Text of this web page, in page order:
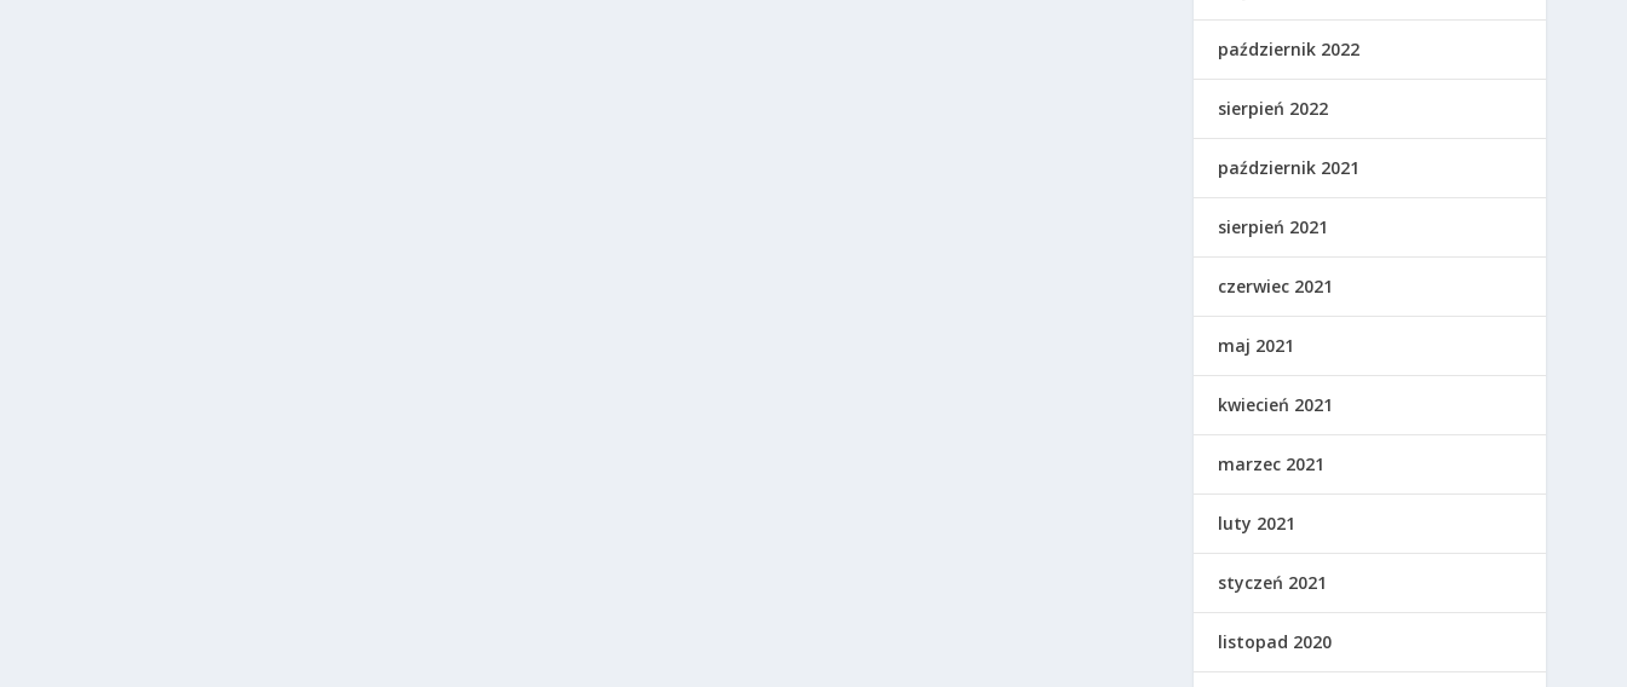
październik 2022
sierpień 2022
październik 2021
sierpień 2021
czerwiec 2021
maj 2021
kwiecień 2021
marzec 2021
luty 2021
styczeń 2021
listopad 2020